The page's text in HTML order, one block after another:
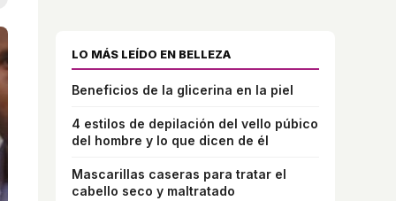
LO MÁS LEÍDO EN BELLEZA
Beneficios de la glicerina en la piel
4 estilos de depilación del vello púbico
del hombre y lo que dicen de él
Mascarillas caseras para tratar el
cabello seco y maltratado